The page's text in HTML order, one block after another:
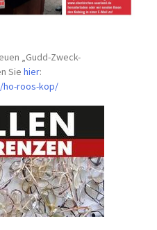
„Gudd-Zweck-
Siehier:
ho-roos-kop/